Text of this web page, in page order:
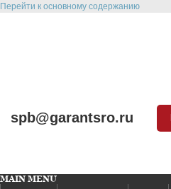
Перейти к основному содержанию
spb@garantsro.ru
MAIN MENU